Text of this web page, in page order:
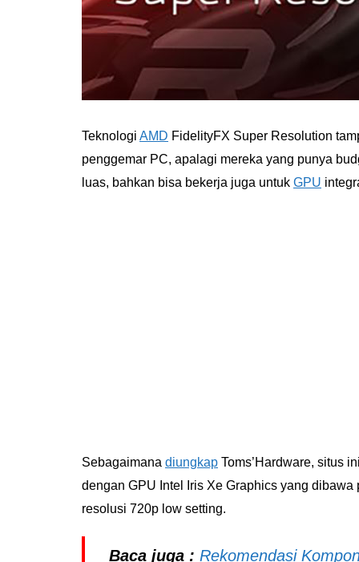
Teknologi AMD FidelityFX Super Resolution
penggemar PC, apalagi mereka yang punya
luas, bahkan bisa bekerja juga untuk GPU
Sebagaimana diungkap Toms’Hardware, situs
dengan GPU Intel Iris Xe Graphics yang
resolusi 720p low setting.
Baca juga : Rekomendasi